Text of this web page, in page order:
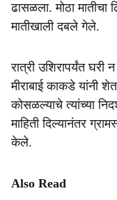
ढासळला. मोठा मातीचा
मातीखाली दबले गेले.
रात्री उशिरापर्यंत घरी
मीराबाई काकडे यांनी
कोसळल्याचे त्यांच्या
माहिती दिल्यानंतर
केले.
Also Read